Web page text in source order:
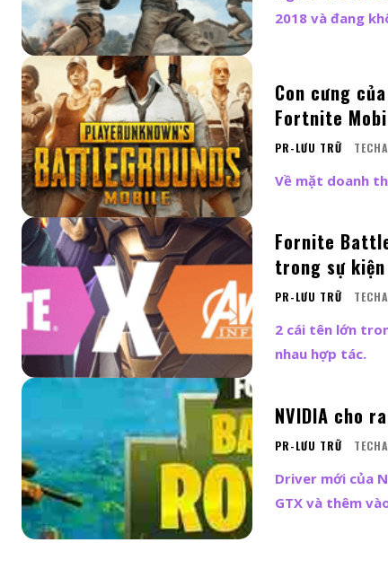
2018 và đang
Con cưng
Fortnite
PR-LƯU TRỮ
Về mặt doanh
Fornite
trong sự
PR-LƯU TRỮ
2 cái tên lớn
nhau hợp tác.
NVIDIA cho
PR-LƯU TRỮ
Driver mới của
GTX và thêm